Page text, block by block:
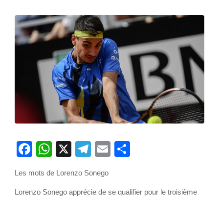
Facebook
WhatsApp
X Telegram
Email
Les mots de Lorenzo Sonego
Lorenzo Sonego apprécie de se qualifier pour le troisième